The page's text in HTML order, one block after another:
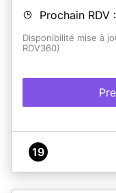
Prochain RDV :
Disponibilité mise à
RDV360)
19